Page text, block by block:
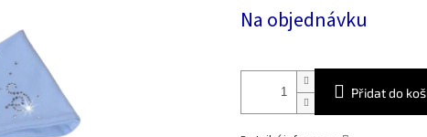
cena:
Na objednávku
Přidat do